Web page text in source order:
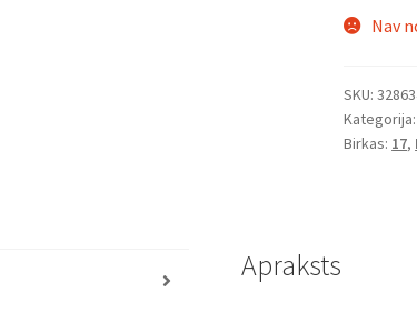
Nav
SKU:
Kategorija:
Birkas: 17,
Apraksts